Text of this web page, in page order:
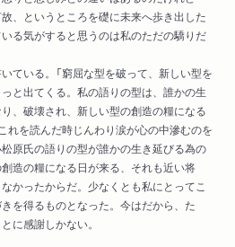
、というところを礎に未来へ歩き出した
る気がすると思うのは私のただの驕りだ
ている。「窮屈な型を破って、新しい型を
と出てくる。私の語りの型は、誰かの生
、破壊され、新しい型の創造の糧になる
れを読んだ時じんわり涙が心の中滲むのを
原氏の語りの型が誰かの生き延びる為の
造の糧になる日が来る、それも近い将
かったからだ。少なくとも私にとってこ
を得るものとなった。今はだから、た
に感謝しかない。